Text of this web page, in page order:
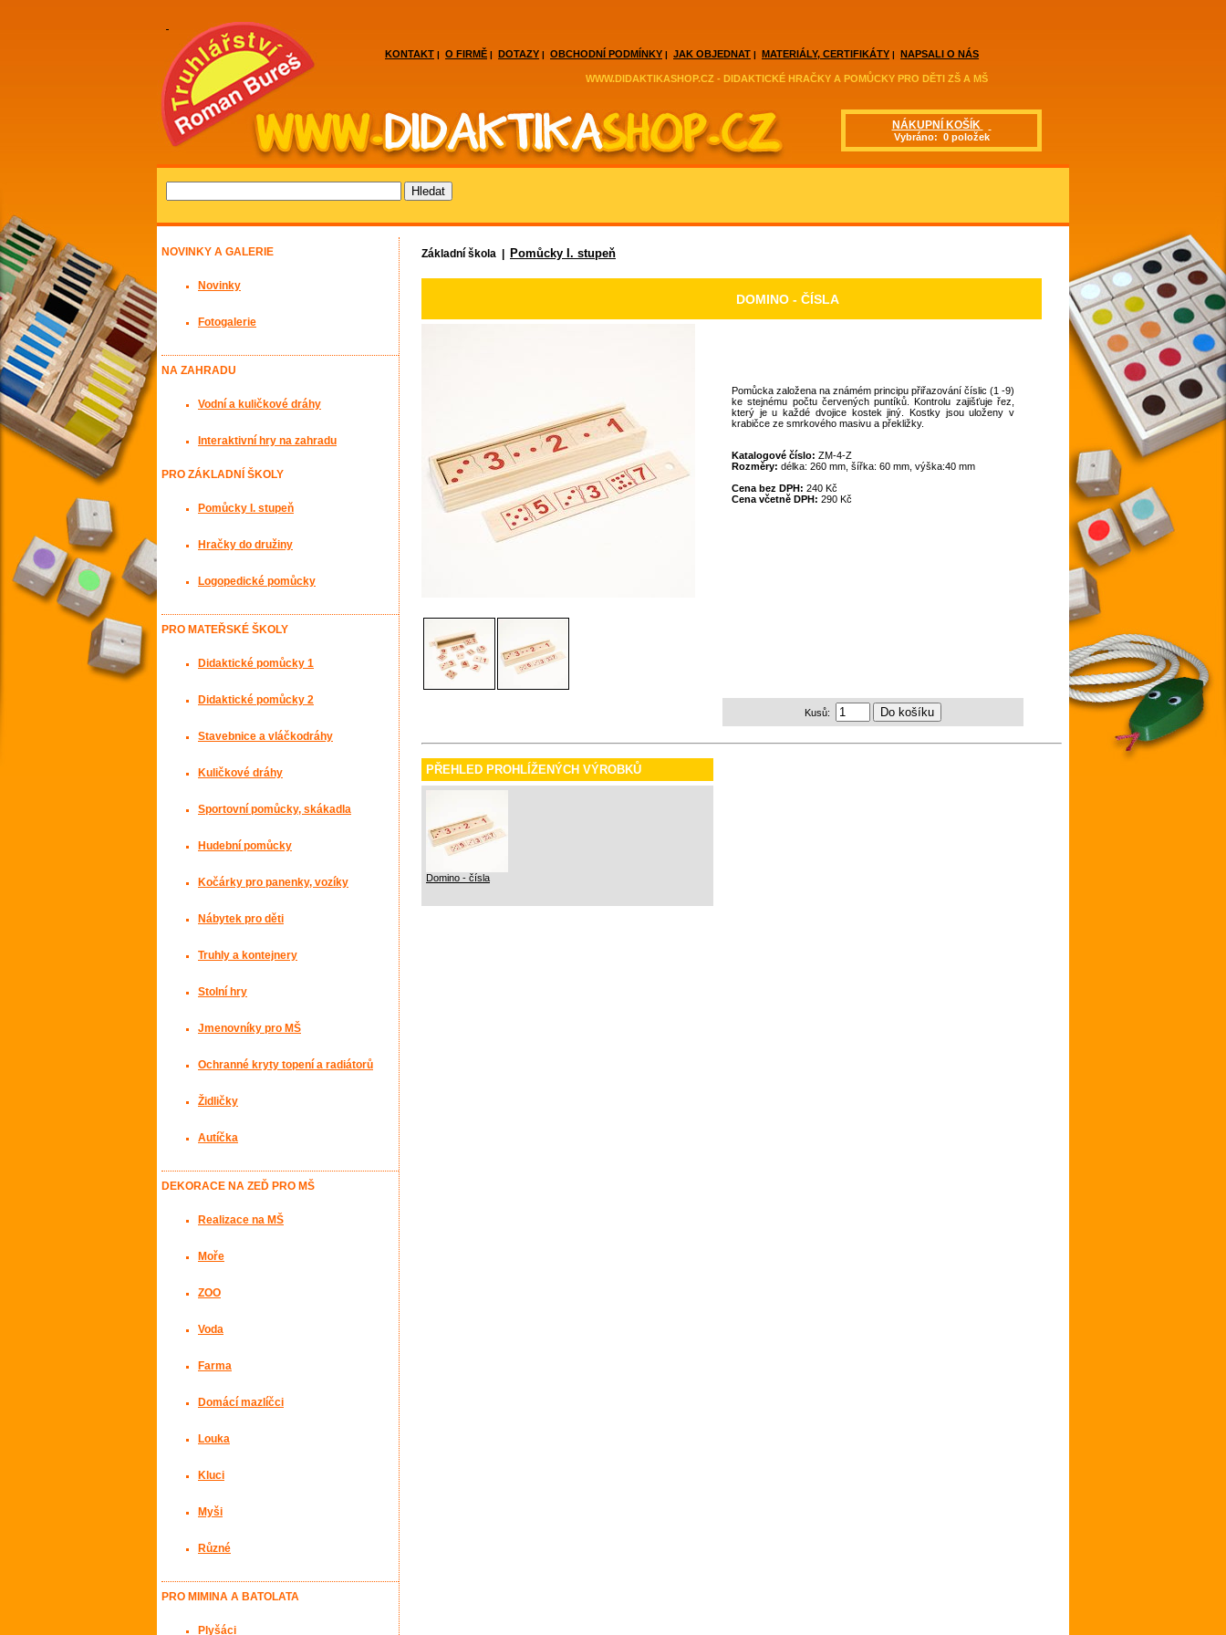
WWW.DIDAKTIKASHOP.CZ - DIDAKTICKÉ HRAČKY A POMŮCKY PRO DĚTI ZŠ A MŠ
KONTAKT | O FIRMĚ | DOTAZY | OBCHODNÍ PODMÍNKY | JAK OBJEDNAT | MATERIÁLY, CERTIFIKÁTY | NAPSALI O NÁS
NÁKUPNÍ KOŠÍK
Vybráno: 0 položek
Základní škola | Pomůcky I. stupeň
DOMINO - ČÍSLA
Pomůcka založena na známém principu přiřazování číslic (1 -9)
ke stejnému počtu červených puntíků. Kontrolu zajišťuje řez,
který je u každé dvojice kostek jiný. Kostky jsou uloženy v
krabičce ze smrkového masivu a překližky.
Katalogové číslo: ZM-4-Z
Rozměry: délka: 260 mm, šířka: 60 mm, výška:40 mm
Cena bez DPH: 240 Kč
Cena včetně DPH: 290 Kč
Kusů:
PŘEHLED PROHLÍŽENÝCH VÝROBKŮ
Domino - čísla
NOVINKY A GALERIE
Novinky
Fotogalerie
NA ZAHRADU
Vodní a kuličkové dráhy
Interaktivní hry na zahradu
PRO ZÁKLADNÍ ŠKOLY
Pomůcky I. stupeň
Hračky do družiny
Logopedické pomůcky
PRO MATEŘSKÉ ŠKOLY
Didaktické pomůcky 1
Didaktické pomůcky 2
Stavebnice a vláčkodráhy
Kuličkové dráhy
Sportovní pomůcky, skákadla
Hudební pomůcky
Kočárky pro panenky, vozíky
Nábytek pro děti
Truhly a kontejnery
Stolní hry
Jmenovníky pro MŠ
Ochranné kryty topení a radiátorů
Židličky
Autíčka
DEKORACE NA ZEĎ PRO MŠ
Realizace na MŠ
Moře
ZOO
Voda
Farma
Domácí mazlíčci
Louka
Kluci
Myši
Různé
PRO MIMINA A BATOLATA
Plyšáci